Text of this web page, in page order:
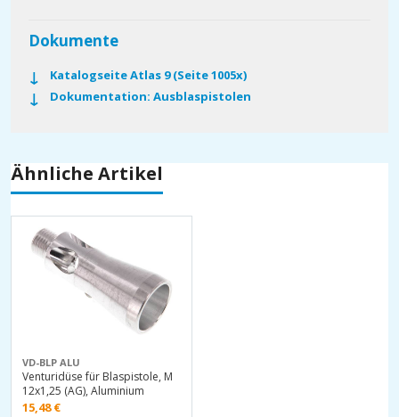
Dokumente
Katalogseite Atlas 9 (Seite 1005x)
Dokumentation: Ausblaspistolen
Ähnliche Artikel
VD-BLP ALU
Venturidüse für Blaspistole, M
12x1,25 (AG), Aluminium
15,48€